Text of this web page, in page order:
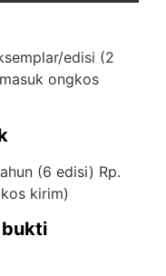
edisi (2
ongkos
(6 edisi) Rp.
kirim)
bukti